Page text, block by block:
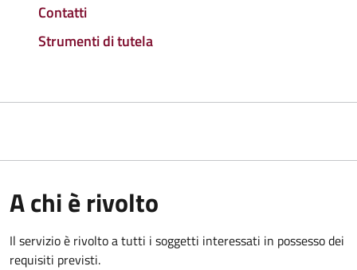
Contatti
Strumenti di tutela
A chi è rivolto
Il servizio è rivolto a tutti i soggetti interessati in possesso dei
requisiti previsti.